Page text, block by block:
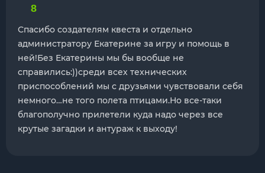
8
Спасибо создателям квеста и отдельно
администратору Екатерине за игру и помощь в
ней!Без Екатерины мы бы вообще не
справились:))среди всех технических
приспособлений мы с друзьями чувствовали себя
немного…не того полета птицами.Но все-таки
благополучно прилетели куда надо через все
крутые загадки и антураж к выходу!